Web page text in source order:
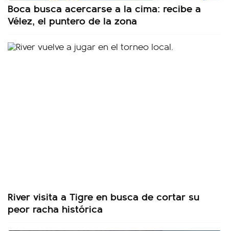
Boca busca acercarse a la cima: recibe a
Vélez, el puntero de la zona
River visita a Tigre en busca de cortar su
peor racha histórica